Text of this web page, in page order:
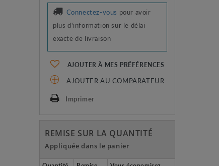
Connectez-vous pour avoir
plus d'information sur le délai
exacte de livraison
AJOUTER À MES PRÉFÉRENCES
AJOUTER AU COMPARATEUR
Imprimer
REMISE SUR LA QUANTITÉ
Appliquée dans le panier